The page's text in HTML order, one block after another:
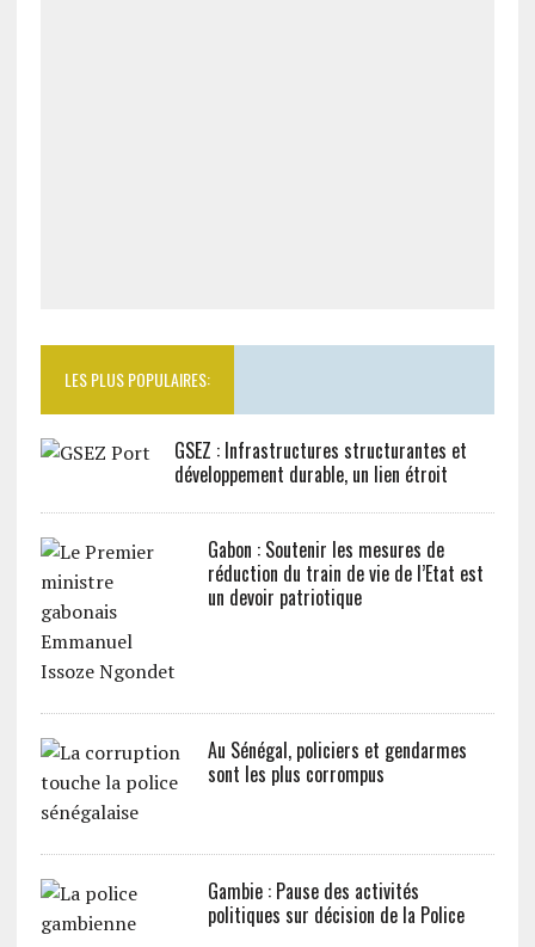
LES PLUS POPULAIRES:
GSEZ : Infrastructures structurantes et
développement durable, un lien étroit
Gabon : Soutenir les mesures de
réduction du train de vie de l’Etat est
un devoir patriotique
Au Sénégal, policiers et gendarmes
sont les plus corrompus
Gambie : Pause des activités
politiques sur décision de la Police